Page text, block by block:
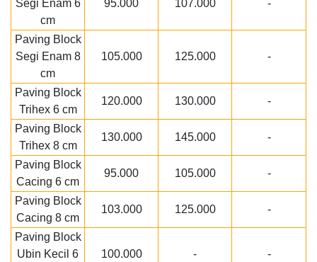
Segi Enam 6
cm
95.000 107.000 -
Paving Block
Segi Enam 8
cm
105.000 125.000 -
Paving Block
Trihex 6 cm
120.000 130.000 -
Paving Block
Trihex 8 cm
130.000 145.000 -
Paving Block
Cacing 6 cm
95.000 105.000 -
Paving Block
Cacing 8 cm
103.000 125.000 -
Paving Block
Ubin Kecil 6
100.000 - -